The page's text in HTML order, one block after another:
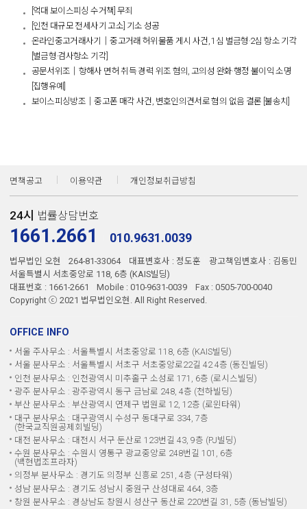
[억대 보이스피싱 수거책] 무죄
[인천 대규모 전세사기 고소] 기소 성공
온라인중고거래사기│중고거래 허위물품 게시 사건, 1심 벌금형·2심 항소 기각
[벌금형·검사항소 기각]
공문서위조│항해사 면허 취득 경력 위조 혐의, 고의성 완화·행정 불이익 소명
[집행유예]
보이스피싱방조│중고폰 매각 사건, 변호인의견서로 혐의 없음 결론 [불송치]​
면책공고 이용약관 개인정보취급방침
24시 법률상담번호
1661.2661 010.9631.0039
법무법인 오현 264-81-33064 대표변호사 : 정도훈
광고책임변호사 : 김동민
서울특별시 서초중앙로 118, 6층 (KAIS빌딩)
대표번호 : 1661-2661
Mobile : 010-9631-0039
Fax : 0505-700-0040
Copyright ⓒ 2021 법무법인오현. All Right Reserved.
OFFICE INFO
서울 주사무소 : 서울특별시 서초중앙로 118, 6층 (KAIS빌딩)
서울 분사무소 : 서울특별시 서초구 서초중앙로22길 42 4층 (동진빌딩)
인천 분사무소 : 인천광역시 미추홀구 소성로 171, 6층 (로시스빌딩)
광주 분사무소 : 광주광역시 동구 금남로 248, 4층 (천하빌딩)
부산 분사무소 : 부산광역시 연제구 법원로 12, 12층 (로윈타워)
대구 분사무소 : 대구광역시 수성구 동대구로 334, 7층
(한국교직원공제회빌딩)
대전 분사무소 : 대전시 서구 둔산로 123번길 43, 9층 (PJ빌딩)
수원 분사무소 : 수원시 영통구 광교중앙로 248번길 101, 6층
(백현법조프라자)
의정부 분사무소 : 경기도 의정부 신흥로 251, 4층 (구성타워)
성남 분사무소 : 경기도 성남시 중원구 산성대로 464, 3층
창원 분사무소 : 경상남도 창원시 성산구 동산로 220번길 31, 5층 (동남빌딩)